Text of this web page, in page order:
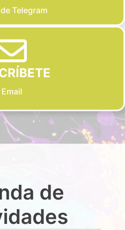
Telegram
Email
de